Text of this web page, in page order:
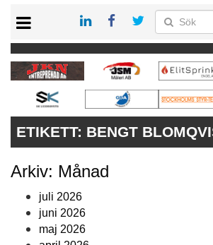
PRENUMERERA
VÅRA ANDRA MAGASIN
ANNONSERA
ETIKETT: BENGT
Arkiv: Månad
juli 2026
juni 2026
maj 2026